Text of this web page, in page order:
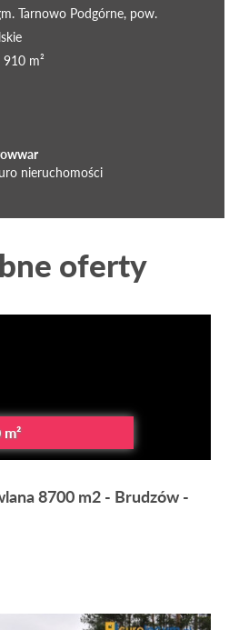
Tarnowo Podgórne, pow.
m²
nieruchomości
oferty
8700 m2 - Brudzów -